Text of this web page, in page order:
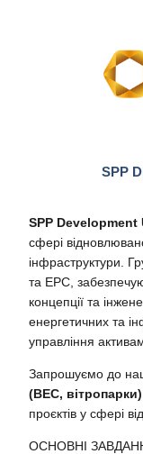
SPP
сфері
інфраструктури.
та EPC,
концепції та
енергетичних та
управління
Запрошуємо до
(ВЕС, вітропарки)
проєктів у сфері
ОСНОВНІ
SPP